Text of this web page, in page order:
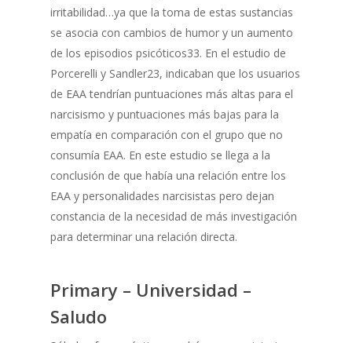
irritabilidad…ya que la toma de estas sustancias
se asocia con cambios de humor y un aumento
de los episodios psicóticos33. En el estudio de
Porcerelli y Sandler23, indicaban que los usuarios
de EAA tendrían puntuaciones más altas para el
narcisismo y puntuaciones más bajas para la
empatía en comparación con el grupo que no
consumía EAA. En este estudio se llega a la
conclusión de que había una relación entre los
EAA y personalidades narcisistas pero dejan
constancia de la necesidad de más investigación
para determinar una relación directa.
Primary – Universidad –
Saludo